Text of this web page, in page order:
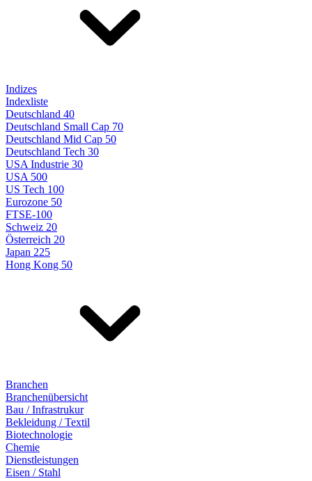
Indizes
Indexliste
Deutschland 40
Deutschland Small Cap 70
Deutschland Mid Cap 50
Deutschland Tech 30
USA Industrie 30
USA 500
US Tech 100
Eurozone 50
FTSE-100
Schweiz 20
Österreich 20
Japan 225
Hong Kong 50
Branchen
Branchenübersicht
Bau / Infrastrukur
Bekleidung / Textil
Biotechnologie
Chemie
Dienstleistungen
Eisen / Stahl